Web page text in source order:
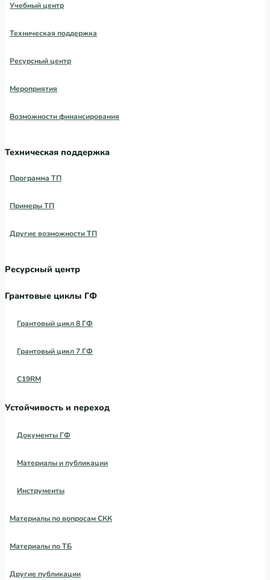
Учебный центр
Техническая поддержка
Ресурсный центр
Мероприятия
Возможности финансирования
Техническая поддержка
Программа ТП
Примеры ТП
Другие возможности ТП
Ресурсный центр
Грантовые циклы ГФ
Грантовый цикл 8 ГФ
Грантовый цикл 7 ГФ
C19RM
Устойчивость и переход
Документы ГФ
Материалы и публикации
Инструменты
Материалы по вопросам СКК
Материалы по ТБ
Другие публикации